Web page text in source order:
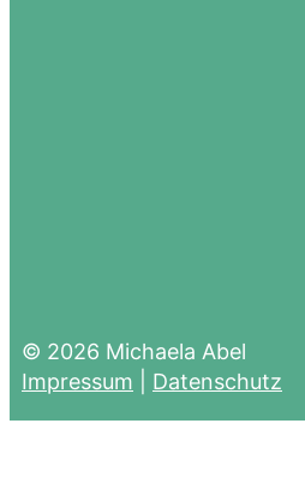
© 2026 Michaela Abel
Impressum
Datenschutz